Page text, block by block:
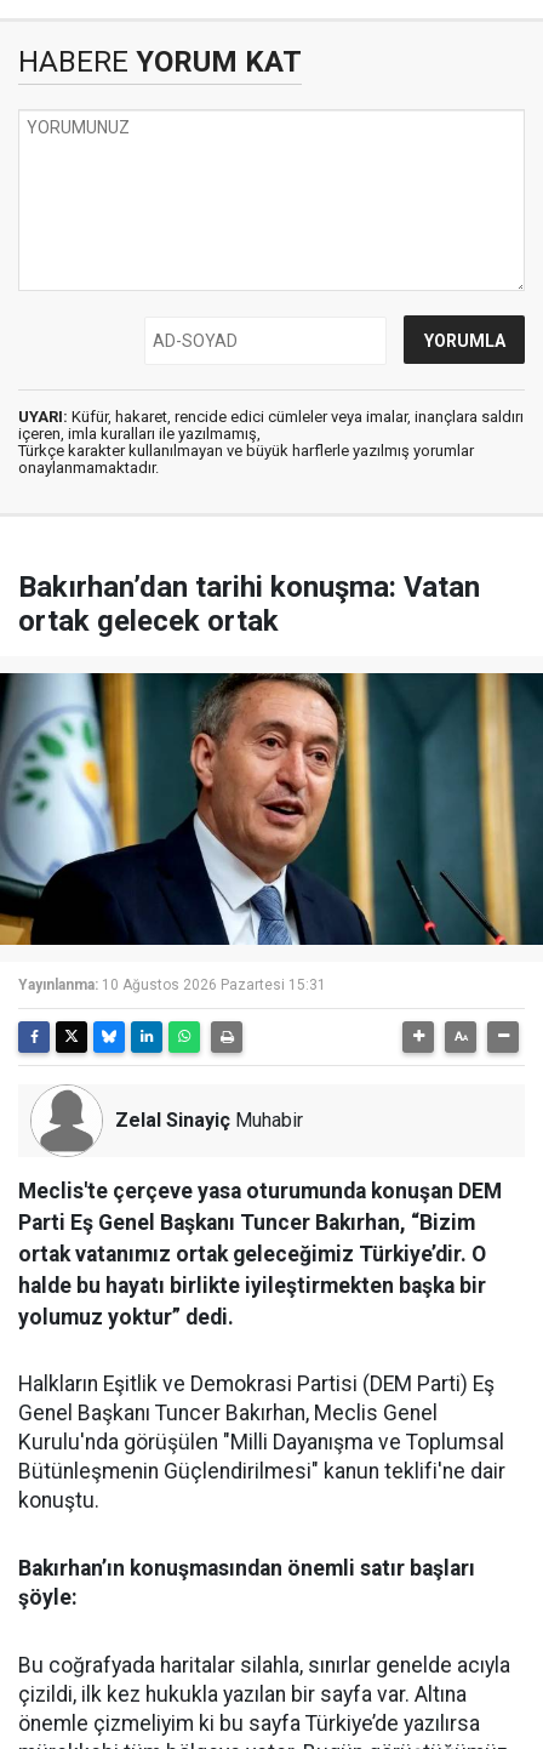
HABERE YORUM KAT
UYARI: Küfür, hakaret, rencide edici cümleler veya imalar, inançlara saldırı
içeren, imla kuralları ile yazılmamış,
Türkçe karakter kullanılmayan ve büyük harflerle yazılmış yorumlar
onaylanmamaktadır.
Bakırhan’dan tarihi konuşma: Vatan
ortak gelecek ortak
Yayınlanma: 10 Ağustos 2026 Pazartesi 15:31
Zelal Sinayiç Muhabir
Meclis'te çerçeve yasa oturumunda konuşan DEM
Parti Eş Genel Başkanı Tuncer Bakırhan, “Bizim
ortak vatanımız ortak geleceğimiz Türkiye’dir. O
halde bu hayatı birlikte iyileştirmekten başka bir
yolumuz yoktur” dedi.
Halkların Eşitlik ve Demokrasi Partisi (DEM Parti) Eş
Genel Başkanı Tuncer Bakırhan, Meclis Genel
Kurulu'nda görüşülen "Milli Dayanışma ve Toplumsal
Bütünleşmenin Güçlendirilmesi" kanun teklifi'ne dair
konuştu.
Bakırhan’ın konuşmasından önemli satır başları
şöyle:
Bu coğrafyada haritalar silahla, sınırlar genelde acıyla
çizildi, ilk kez hukukla yazılan bir sayfa var. Altına
önemle çizmeliyim ki bu sayfa Türkiye’de yazılırsa